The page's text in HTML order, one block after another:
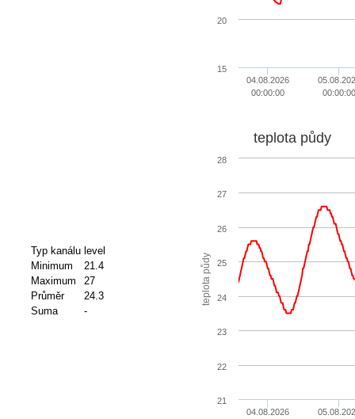
04.08.2026
00:00:00
00:00:00
15
20
Typ kanálu level
Minimum
21.4
Maximum
27
Průměr
24.3
Suma
-
teplota půdy
teplota půdy
04.08.2026
21
22
23
24
25
26
27
28